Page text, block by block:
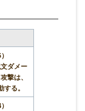
ダメー
撃は、
る。